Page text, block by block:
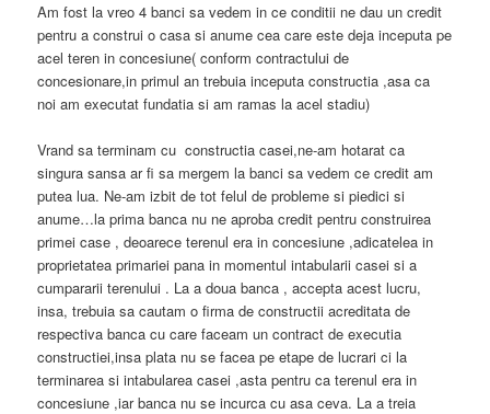
Am fost la vreo 4 banci sa vedem in ce conditii ne dau un credit
pentru a construi o casa si anume cea care este deja inceputa pe
acel teren in concesiune( conform contractului de
concesionare,in primul an trebuia inceputa constructia ,asa ca
noi am executat fundatia si am ramas la acel stadiu)
Vrand sa terminam cu constructia casei,ne-am hotarat ca
singura sansa ar fi sa mergem la banci sa vedem ce credit am
putea lua. Ne-am izbit de tot felul de probleme si piedici si
anume…la prima banca nu ne aproba credit pentru construirea
primei case , deoarece terenul era in concesiune ,adicatelea in
proprietatea primariei pana in momentul intabularii casei si a
cumpararii terenului . La a doua banca , accepta acest lucru,
insa, trebuia sa cautam o firma de constructii acreditata de
respectiva banca cu care faceam un contract de executia
constructiei,insa plata nu se facea pe etape de lucrari ci la
terminarea si intabularea casei ,asta pentru ca terenul era in
concesiune ,iar banca nu se incurca cu asa ceva. La a treia